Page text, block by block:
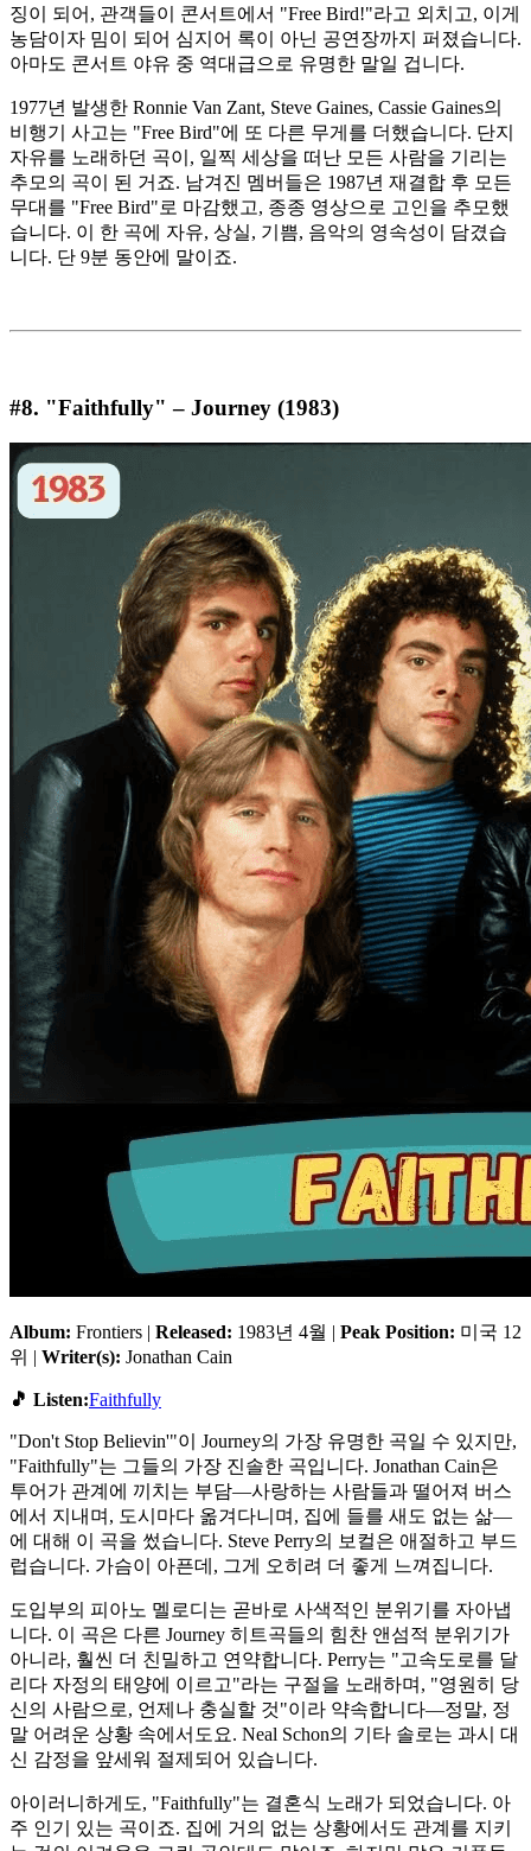
징이 되어, 관객들이 콘서트에서 "Free Bird!"라고 외치고, 이게
농담이자 밈이 되어 심지어 록이 아닌 공연장까지 퍼졌습니다.
아마도 콘서트 야유 중 역대급으로 유명한 말일 겁니다.
1977년 발생한 Ronnie Van Zant, Steve Gaines, Cassie Gaines의
비행기 사고는 "Free Bird"에 또 다른 무게를 더했습니다. 단지
자유를 노래하던 곡이, 일찍 세상을 떠난 모든 사람을 기리는
추모의 곡이 된 거죠. 남겨진 멤버들은 1987년 재결합 후 모든
무대를 "Free Bird"로 마감했고, 종종 영상으로 고인을 추모했
습니다. 이 한 곡에 자유, 상실, 기쁨, 음악의 영속성이 담겼습
니다. 단 9분 동안에 말이죠.
#8. "Faithfully" – Journey (1983)
Album: Frontiers | Released: 1983년 4월 | Peak Position: 미국 12
위 | Writer(s): Jonathan Cain
🎵 Listen:Faithfully
"Don't Stop Believin'"이 Journey의 가장 유명한 곡일 수 있지만,
"Faithfully"는 그들의 가장 진솔한 곡입니다. Jonathan Cain은
투어가 관계에 끼치는 부담—사랑하는 사람들과 떨어져 버스
에서 지내며, 도시마다 옮겨다니며, 집에 들를 새도 없는 삶—
에 대해 이 곡을 썼습니다. Steve Perry의 보컬은 애절하고 부드
럽습니다. 가슴이 아픈데, 그게 오히려 더 좋게 느껴집니다.
도입부의 피아노 멜로디는 곧바로 사색적인 분위기를 자아냅
니다. 이 곡은 다른 Journey 히트곡들의 힘찬 앤섬적 분위기가
아니라, 훨씬 더 친밀하고 연약합니다. Perry는 "고속도로를 달
리다 자정의 태양에 이르고"라는 구절을 노래하며, "영원히 당
신의 사람으로, 언제나 충실할 것"이라 약속합니다—정말, 정
말 어려운 상황 속에서도요. Neal Schon의 기타 솔로는 과시 대
신 감정을 앞세워 절제되어 있습니다.
아이러니하게도, "Faithfully"는 결혼식 노래가 되었습니다. 아
주 인기 있는 곡이죠. 집에 거의 없는 상황에서도 관계를 지키